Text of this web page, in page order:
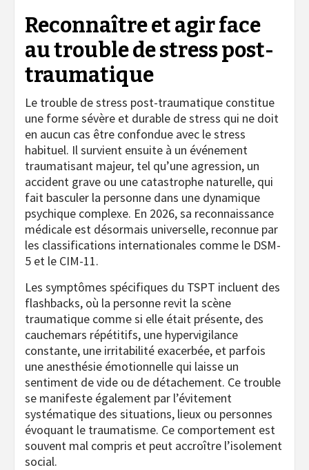
Reconnaître et agir face
au trouble de stress post-
traumatique
Le trouble de stress post-traumatique constitue
une forme sévère et durable de stress qui ne doit
en aucun cas être confondue avec le stress
habituel. Il survient ensuite à un événement
traumatisant majeur, tel qu’une agression, un
accident grave ou une catastrophe naturelle, qui
fait basculer la personne dans une dynamique
psychique complexe. En 2026, sa reconnaissance
médicale est désormais universelle, reconnue par
les classifications internationales comme le DSM-
5 et le CIM-11.
Les symptômes spécifiques du TSPT incluent des
flashbacks, où la personne revit la scène
traumatique comme si elle était présente, des
cauchemars répétitifs, une hypervigilance
constante, une irritabilité exacerbée, et parfois
une anesthésie émotionnelle qui laisse un
sentiment de vide ou de détachement. Ce trouble
se manifeste également par l’évitement
systématique des situations, lieux ou personnes
évoquant le traumatisme. Ce comportement est
souvent mal compris et peut accroître l’isolement
social.